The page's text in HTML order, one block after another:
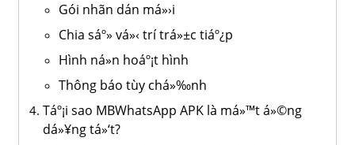
Gói nhãn dán má»›i
Chia sáº» vá»‹ trí trá»±c tiáº¿p
Hình ná»n hoáº¡t hình
Thông báo tùy chá»‰nh
Táº¡i sao MBWhatsApp APK là má»™t á»©ng
dá»¥ng tá»‘t?